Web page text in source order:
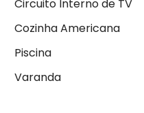
Circuito Interno de TV
Cozinha Americana
Piscina
Varanda